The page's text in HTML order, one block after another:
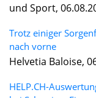
und Sport,
Trotz einiger
nach vorne
Helvetia Baloise,
HELP.CH-